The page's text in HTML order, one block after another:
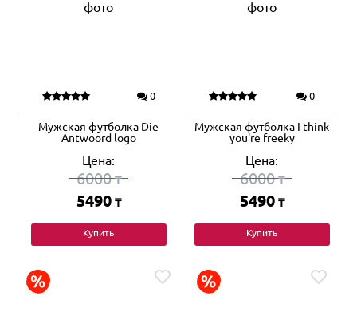
0
Мужская футболка Die
Antwoord logo
Цена:
6000₸
5490 ₸
Купить
0
Мужская футболка I think
you're freeky
Цена:
6000₸
5490 ₸
Купить